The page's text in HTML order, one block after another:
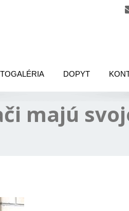
DOPYT
majú